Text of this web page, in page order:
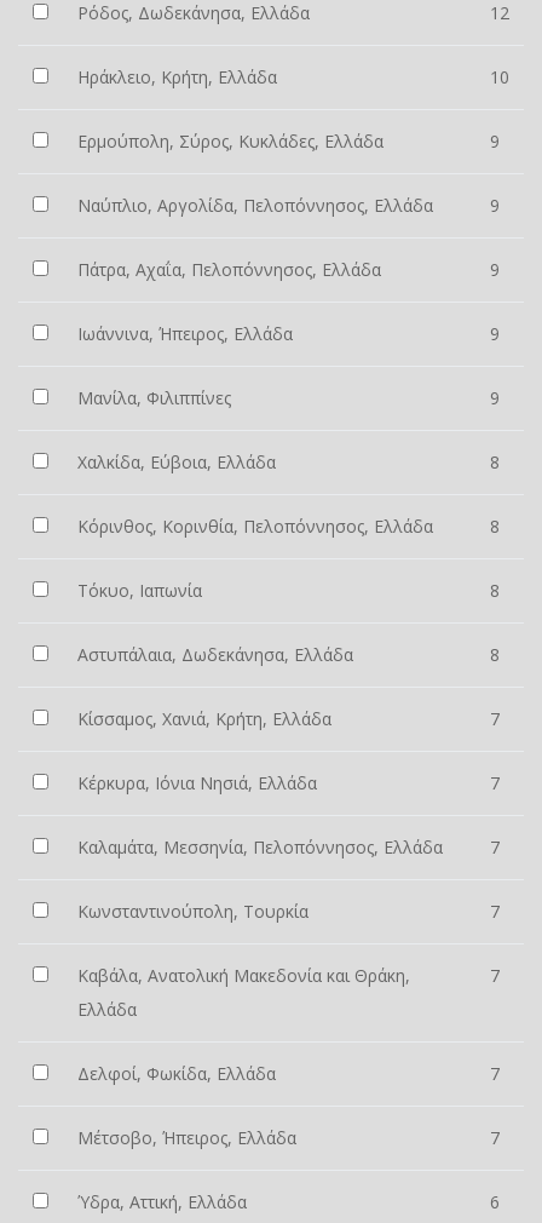
Ρόδος, Δωδεκάνησα, Ελλάδα 12
Ηράκλειο, Κρήτη, Ελλάδα 10
Ερμούπολη, Σύρος, Κυκλάδες, Ελλάδα 9
Ναύπλιο, Αργολίδα, Πελοπόννησος, Ελλάδα 9
Πάτρα, Αχαΐα, Πελοπόννησος, Ελλάδα 9
Ιωάννινα, Ήπειρος, Ελλάδα 9
Μανίλα, Φιλιππίνες 9
Χαλκίδα, Εύβοια, Ελλάδα 8
Κόρινθος, Κορινθία, Πελοπόννησος, Ελλάδα 8
Τόκυο, Ιαπωνία 8
Αστυπάλαια, Δωδεκάνησα, Ελλάδα 8
Κίσσαμος, Χανιά, Κρήτη, Ελλάδα 7
Κέρκυρα, Ιόνια Νησιά, Ελλάδα 7
Καλαμάτα, Μεσσηνία, Πελοπόννησος, Ελλάδα 7
Κωνσταντινούπολη, Τουρκία 7
Καβάλα, Ανατολική Μακεδονία και Θράκη,
Ελλάδα
7
Δελφοί, Φωκίδα, Ελλάδα 7
Μέτσοβο, Ήπειρος, Ελλάδα 7
Ύδρα, Αττική, Ελλάδα 6